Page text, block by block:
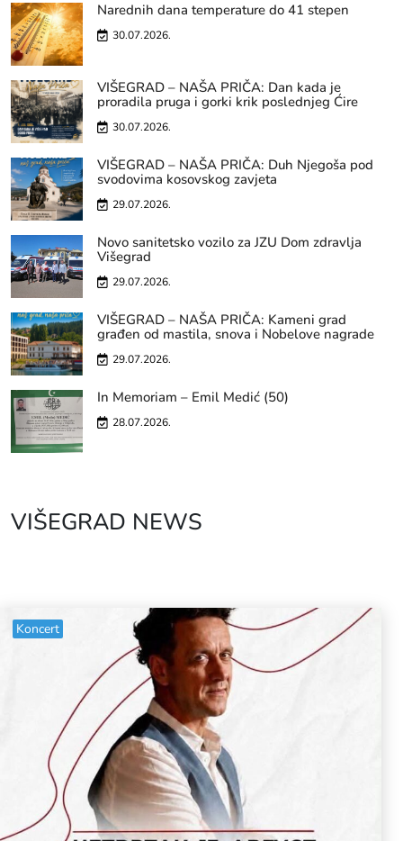
Narednih dana temperature do 41 stepen
30.07.2026.
VIŠEGRAD – NAŠA PRIČA: Dan kada je
proradila pruga i gorki krik poslednjeg Ćire
30.07.2026.
VIŠEGRAD – NAŠA PRIČA: Duh Njegoša pod
svodovima kosovskog zavjeta
29.07.2026.
Novo sanitetsko vozilo za JZU Dom zdravlja
Višegrad
29.07.2026.
VIŠEGRAD – NAŠA PRIČA: Kameni grad
građen od mastila, snova i Nobelove nagrade
29.07.2026.
In Memoriam – Emil Medić (50)
28.07.2026.
VIŠEGRAD NEWS
Koncert